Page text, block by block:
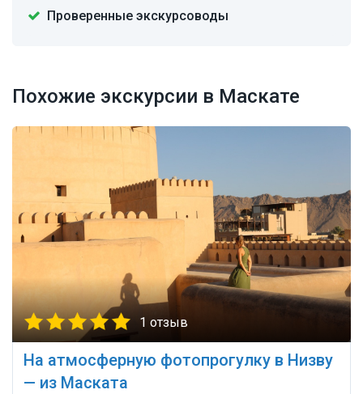
Проверенные экскурсоводы
Похожие экскурсии в Маскате
1 отзыв
На атмосферную фотопрогулку в Низву
— из Маската